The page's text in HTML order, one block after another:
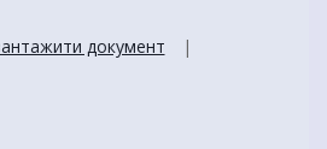
документ |